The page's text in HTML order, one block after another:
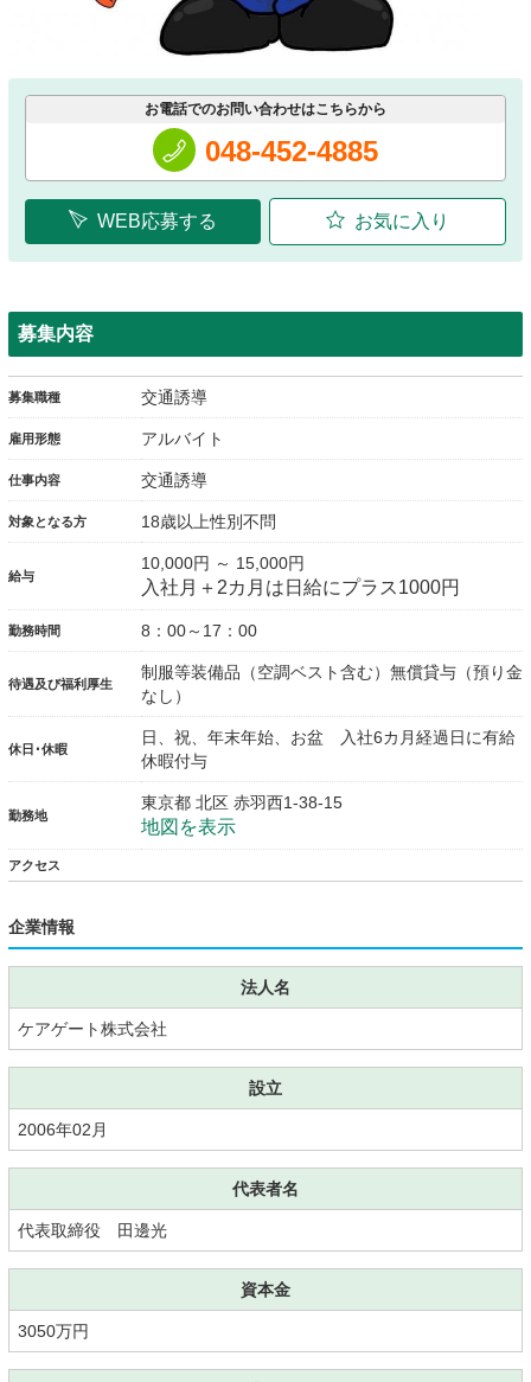
お電話でのお問い合わせはこちらから
048-452-4885
WEB応募する お気に入り
募集内容
募集職種 交通誘導
雇用形態 アルバイト
仕事内容 交通誘導
対象となる方 18歳以上性別不問
給与
10,000円 ～ 15,000円
入社月＋2カ月は日給にプラス1000円
勤務時間 8：00～17：00
待遇及び福利厚生
制服等装備品（空調ベスト含む）無償貸与（預り金
なし）
休日･休暇
日、祝、年末年始、お盆 入社6カ月経過日に有給
休暇付与
勤務地
東京都 北区 赤羽西1-38-15
地図を表示
アクセス
企業情報
法人名
ケアゲート株式会社
設立
2006年02月
代表者名
代表取締役 田邊光
資本金
3050万円